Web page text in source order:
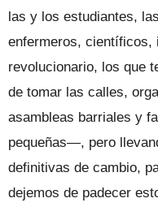
las y los estudiantes,
enfermeros, científicos,
revolucionario, los que
de tomar las calles,
asambleas barriales y
pequeñas—, pero
definitivas de cambio,
dejemos de padecer